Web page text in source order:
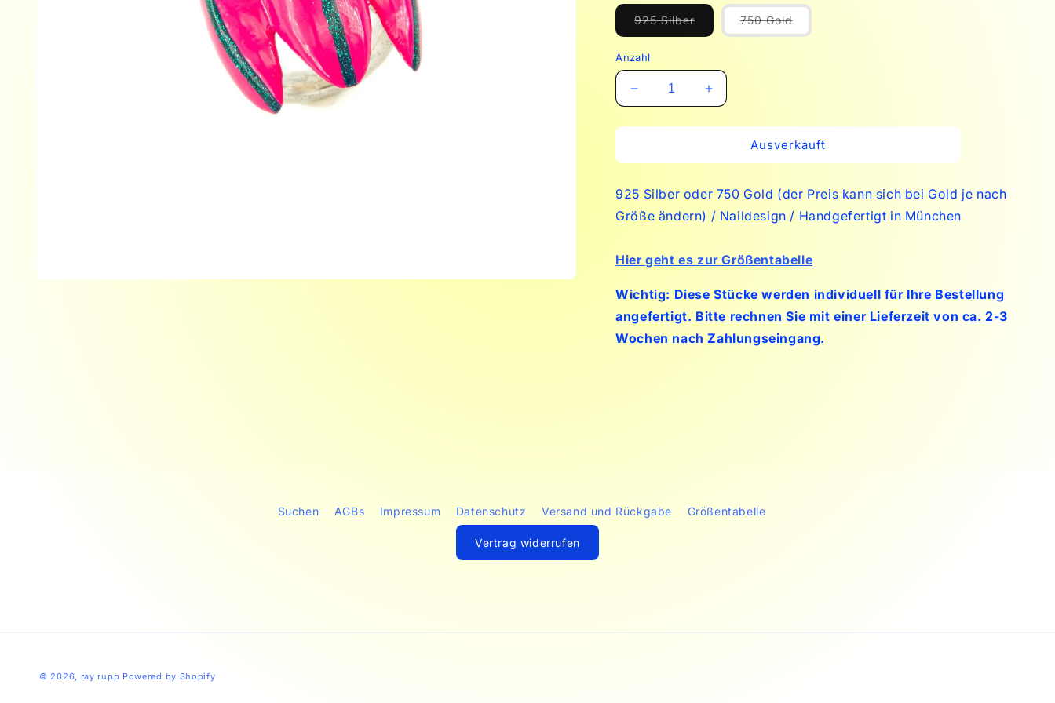
925 SilberVariante
ausverkauft
oder
750 GoldVariante
ausverkauft
oder
Anzahl
Verringere
die
Menge
Mamacita
X3
(Pink
Erhöhe
die
Menge
Mamacita
X3
(Pink
Corvette)
Ausverkauft
925 Silber oder 750 Gold (der Preis kann sich bei Gold je nach
Größe ändern) / Naildesign / Handgefertigt in München
Hier geht es zur Größentabelle
Wichtig: Diese Stücke werden individuell für Ihre Bestellung
angefertigt. Bitte rechnen Sie mit einer Lieferzeit von ca. 2-3
Wochen nach Zahlungseingang.
Suchen AGBs Impressum Datenschutz Versand und Rückgabe Größentabelle
Vertrag widerrufen
© 2026, ray rupp Powered by Shopify